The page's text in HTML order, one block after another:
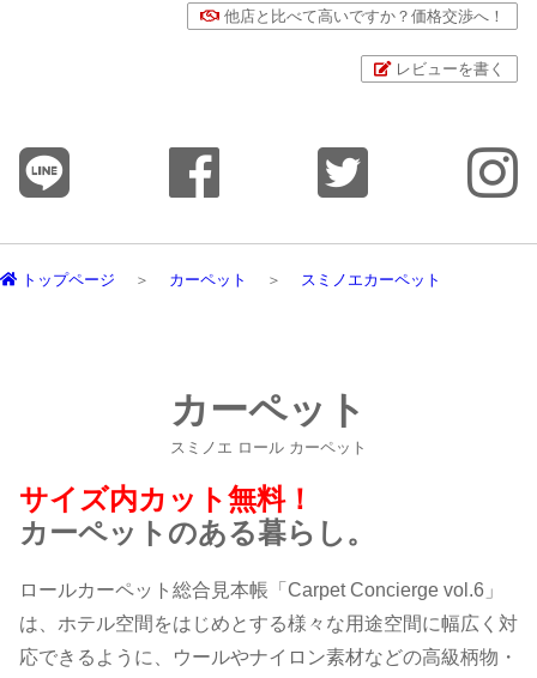
他店と比べて高いですか？価格交渉へ！
レビューを書く
トップページ カーペット スミノエカーペット
カーペット
スミノエ ロール カーペット
サイズ内カット無料！
カーペットのある暮らし。
ロールカーペット総合見本帳「Carpet Concierge vol.6」
は、ホテル空間をはじめとする様々な用途空間に幅広く対
応できるように、ウールやナイロン素材などの高級柄物・